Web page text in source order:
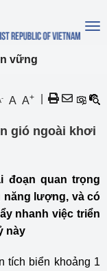
vững
- A A+
gió ngoài khơi
đoạn quan trọng
năng lượng, và có
nhanh việc triển
này
tích biển khoảng 1